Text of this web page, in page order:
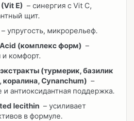
E) – синергия с Vit C,
щит.
– упругость, микрорельеф.
(комплекс форм) –
и комфорт.
(турмерик, базилик
Cynanchum) –
и антиоксидантная поддержка.
lecithin – усиливает
в формуле.